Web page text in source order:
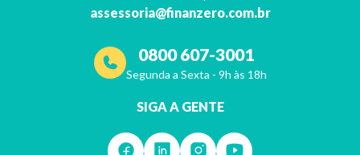
assessoria@finanzero.com.br
0800 607-3001
Segunda a Sexta - 9h às 18h
SIGA A GENTE